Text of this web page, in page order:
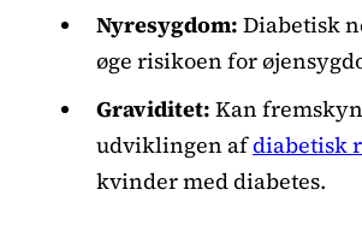
Nyresygdom: Diabetisk
øge risikoen for
Graviditet: Kan
udviklingen afdiabetisk
kvinder med diabetes.